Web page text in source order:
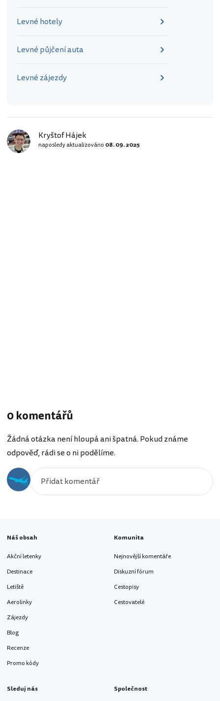
Levné hotely
Levné půjčení auta
Levné zájezdy
Kryštof Hájek
naposledy aktualizováno 08. 09. 2025
0 komentářů
Žádná otázka není hloupá ani špatná. Pokud známe
odpověď, rádi se o ni podělíme.
Náš obsah
Akční letenky
Destinace
Letiště
Aerolinky
Zájezdy
Blog
Recenze
Promo kódy
Komunita
Nejnovější komentáře
Diskuzní fórum
Cestopisy
Cestovatelé
Sleduj nás Společnost